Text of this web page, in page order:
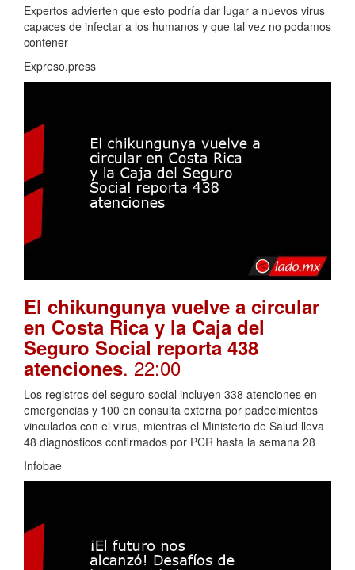
Expertos advierten que esto podría dar lugar a nuevos virus
capaces de infectar a los humanos y que tal vez no podamos
contener
Expreso.press
El chikungunya vuelve a circular
en Costa Rica y la Caja del
Seguro Social reporta 438
atenciones. 22:00
Los registros del seguro social incluyen 338 atenciones en
emergencias y 100 en consulta externa por padecimientos
vinculados con el virus, mientras el Ministerio de Salud lleva
48 diagnósticos confirmados por PCR hasta la semana 28
Infobae